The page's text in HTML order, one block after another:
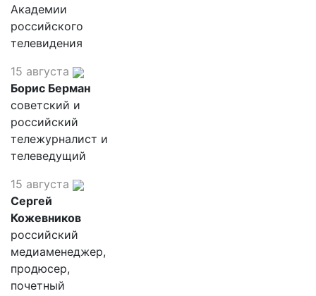
Академии
российского
телевидения
15 августа
Борис Берман
советский и
российский
тележурналист и
телеведущий
15 августа
Сергей
Кожевников
российский
медиаменеджер,
продюсер,
почетный